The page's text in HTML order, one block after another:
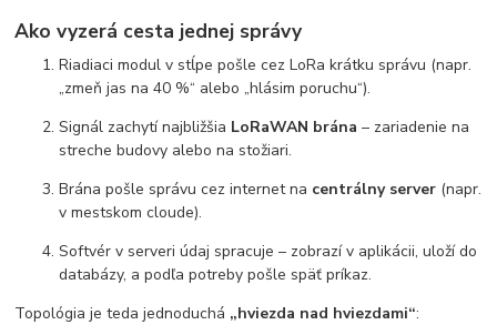
Ako vyzerá cesta jednej správy
Riadiaci modul v stĺpe pošle cez LoRa krátku správu (napr.
„zmeň jas na 40 %“ alebo „hlásim poruchu“).
Signál zachytí najbližšia LoRaWAN brána – zariadenie na
streche budovy alebo na stožiari.
Brána pošle správu cez internet na centrálny server (napr.
v mestskom cloude).
Softvér v serveri údaj spracuje – zobrazí v aplikácii, uloží do
databázy, a podľa potreby pošle späť príkaz.
Topológia je teda jednoduchá „hviezda nad hviezdami“: